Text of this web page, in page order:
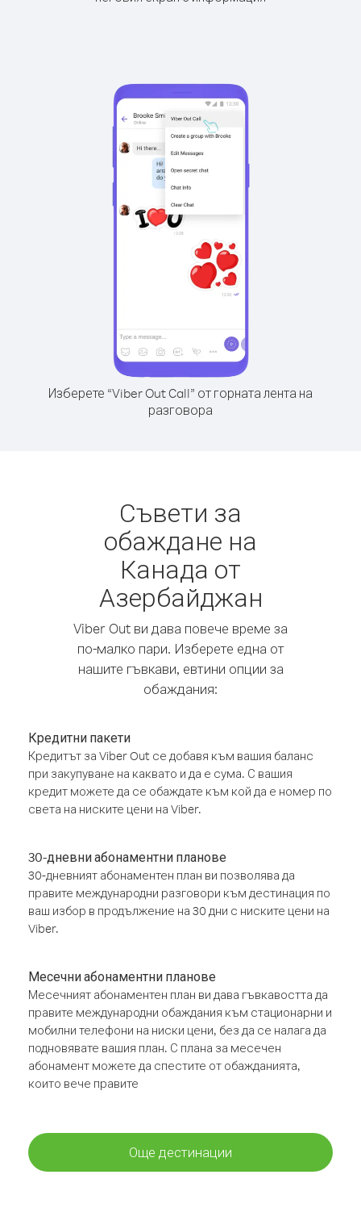
Изберете “Viber Out Call” от горната лента на
разговора
Съвети за
обаждане на
Канада от
Азербайджан
Viber Out ви дава повече време за
по-малко пари. Изберете една от
нашите гъвкави, евтини опции за
обаждания:
Кредитни пакети
Кредитът за Viber Out се добавя към вашия баланс
при закупуване на каквато и да е сума. С вашия
кредит можете да се обаждате към кой да е номер по
света на ниските цени на Viber.
30-дневни абонаментни планове
30-дневният абонаментен план ви позволява да
правите международни разговори към дестинация по
ваш избор в продължение на 30 дни с ниските цени на
Viber.
Месечни абонаментни планове
Месечният абонаментен план ви дава гъвкавостта да
правите международни обаждания към стационарни и
мобилни телефони на ниски цени, без да се налага да
подновявате вашия план. С плана за месечен
абонамент можете да спестите от обажданията,
които вече правите
Още дестинации